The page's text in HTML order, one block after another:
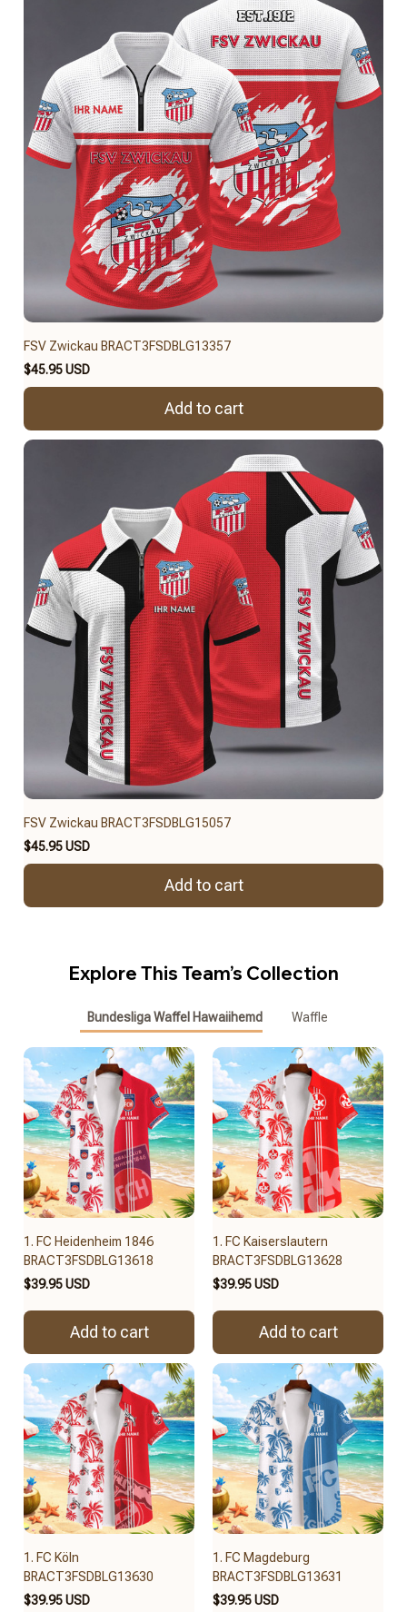
FSV Zwickau BRACT3FSDBLG13357
$45.95 USD
Add to cart
FSV Zwickau BRACT3FSDBLG15057
$45.95 USD
Add to cart
Explore This Team’s Collection
Bundesliga Waffel Hawaiihemd Waffle
1. FC Heidenheim 1846
BRACT3FSDBLG13618
$39.95 USD
Add to cart
1. FC Kaiserslautern
BRACT3FSDBLG13628
$39.95 USD
Add to cart
1. FC Köln
BRACT3FSDBLG13630
$39.95 USD
1. FC Magdeburg
BRACT3FSDBLG13631
$39.95 USD